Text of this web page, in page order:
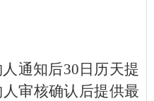
通知后30日历天提
审核确认后提供最